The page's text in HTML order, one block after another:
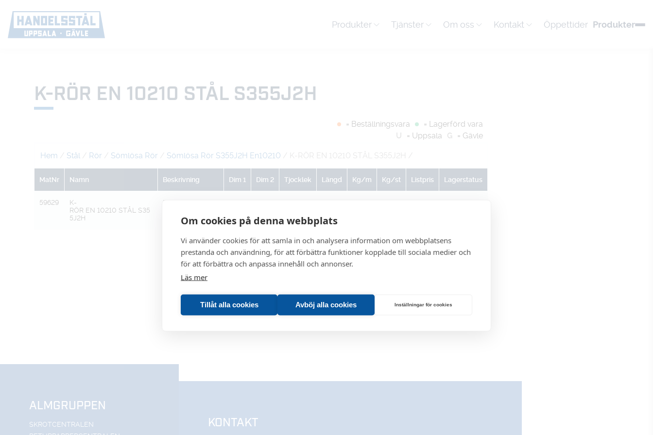
Om cookies på denna webbplats
Vi använder cookies för att samla in och analysera information om webbplatsens
prestanda och användning, för att förbättra funktioner kopplade till sociala medier och
för att förbättra och anpassa innehåll och annonser.
Läs mer
Tillåt alla cookies Avböj alla cookies Inställningar för cookies
Produkter Tjänster Om oss Kontakt Öppettider Produkter
K-RÖR EN 10210 STÅL S355J2H
= Beställningsvara
= Lagerförd vara
U
= Uppsala G = Gävle
Hem / Stål / Rör / Sömlösa Rör / Sömlösa Rör S355J2H En10210 / K-RÖR EN 10210 STÅL S355J2H /
MatNr Namn Beskrivning Dim 1 Dim 2 Tjocklek Längd Kg/m Kg/st Listpris Lagerstatus
59629
K-
RÖR EN 10210 STÅL S35
5J2H
DY82,5 XT3,2
ALMGRUPPEN
SKROTCENTRALEN
KONTAKT